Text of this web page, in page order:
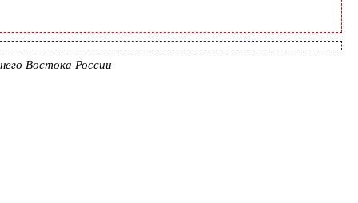
Востока России